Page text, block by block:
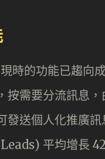
時的功能已趨向
按需要分流訊息
發送個人化推廣
平均增長